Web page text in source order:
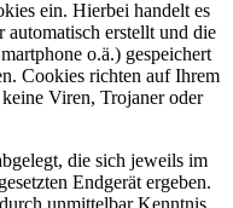
ein. Hierbei handelt es
erstellt und die
o.ä.) gespeichert
Cookies richten auf Ihrem
Viren, Trojaner oder
die sich jeweils im
Endgerät ergeben.